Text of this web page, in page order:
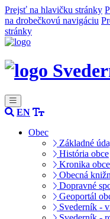
Prejsť na hlavičku stránky
na drobečkovú navigáciu
stránky
EN
Obec
Základné
História obce
Kronika
Obecná
Dopravné
Geoportál
Svederník -